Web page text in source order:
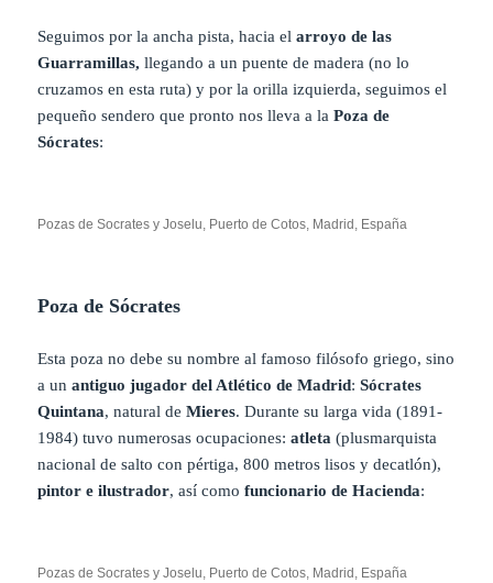
Seguimos por la ancha pista, hacia elarroyo de las
Guarramillas, llegando a un puente de madera (no lo
cruzamos en esta ruta) y por la orilla izquierda, seguimos el
pequeño sendero que pronto nos lleva a laPoza de
Sócrates:
Pozas de Socrates y Joselu, Puerto de Cotos, Madrid, España
Poza de Sócrates
Esta poza no debe su nombre al famoso filósofo griego, sino
a unantiguo jugador del Atlético de Madrid:Sócrates
Quintana, natural deMieres. Durante su larga vida (1891-
1984) tuvo numerosas ocupaciones:atleta (plusmarquista
nacional de salto con pértiga, 800 metros lisos y decatlón),
pintor e ilustrador, así comofuncionario de Hacienda:
Pozas de Socrates y Joselu, Puerto de Cotos, Madrid, España